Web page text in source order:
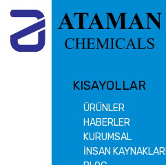
KISAYOLLAR
ÜRÜNLER
HABERLER
KURUMSAL
İNSAN KAYNAKLARI